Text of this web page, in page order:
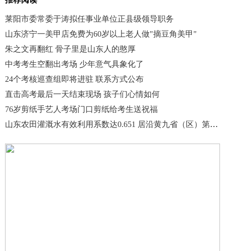
莱阳市委常委于涛拟任事业单位正县级领导职务
山东济宁一美甲店免费为60岁以上老人做"摘豆角美甲"
朱之文再翻红 骨子里是山东人的憨厚
中考考生空翻出考场 少年意气具象化了
24个考核巡查组即将进驻 联系方式公布
直击高考最后一天结束现场 孩子们心情如何
76岁剪纸手艺人考场门口剪纸给考生送祝福
山东农田灌溉水有效利用系数达0.651 居沿黄九省（区）第一位